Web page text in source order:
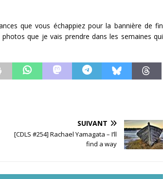
que vous échappiez pour la bannière de fin
que je vais prendre dans les semaines qui
SUIVANT
[CDLS #254] Rachael Yamagata – I’ll
find a way